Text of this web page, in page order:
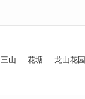
三山 花塘 龙山花园